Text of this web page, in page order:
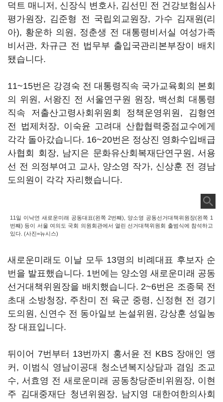
덕트 매니저, 신장식 변호사, 김선민 전 건강보험심사
평가원장, 김준형 전 국립외교원장, 가수 김재원(리
아), 황운하 의원, 정춘생 전 대통령비서실 여성가족
비서관, 차규근 전 법무부 출입국관리본부장이 배치
됐습니다.
11~15번은 강경숙 전 대통령직속 국가교육회의 본회
의 위원, 서왕진 전 서울연구원 원장, 백선희 대통령
직속 저출산고령사회위원회 정책운영위원, 김형연
전 법제처장, 이숙윤 고려대 산합협력중점교수에게
각각 돌아갔습니다. 16~20번은 정상진 영화수입배급
사협회 회장, 남지은 문화유산회복재단연구원, 서용
선 전 의정부여고 교사, 양소영 작가, 신상훈 전 경남
도의원이 각각 자리했습니다.
11일 이낙연 새로운미래 공동대표(왼쪽 2번째), 양소영 공동선거대책위원장(왼쪽 1
번째) 등이 서울 여의도 국회 의원회관에서 열린 선거대책위원회 출범식에 참석하고
있다. (사진=뉴시스)
새로운미래도 이날 모두 13명의 비례대표 후보자 순
번을 발표했습니다. 1번에는 양소영 새로운미래 공동
선거대책위원장을 배치했습니다. 2~6번은 조종묵 전
초대 소방청장, 주찬미 전 육군 중령, 신정현 전 경기
도의원, 신연수 전 동아일보 논설위원, 강상훈 성일농
장 대표입니다.
뒤이어 7번부터 13번까지 홍서윤 전 KBS 장애인 앵
커, 이범식 영남이공대 청소년복지상담과 겸임 조교
수, 서효영 전 새로운미래 공동창당준비위원장, 이현
주 김대중재단 청년위원장, 남지영 대한여한의사회